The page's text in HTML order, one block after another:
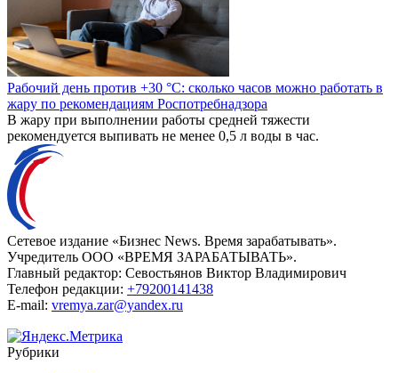
Рабочий день против +30 °C: сколько часов можно работать в
жару по рекомендациям Роспотребнадзора
В жару при выполнении работы средней тяжести
рекомендуется выпивать не менее 0,5 л воды в час.
Сетевое издание «Бизнес News. Время зарабатывать».
Учредитель ООО «ВРЕМЯ ЗАРАБАТЫВАТЬ».
Главный редактор: Севостьянов Виктор Владимирович
Телефон редакции: +79200141438
E-mail: vremya.zar@yandex.ru
Рубрики